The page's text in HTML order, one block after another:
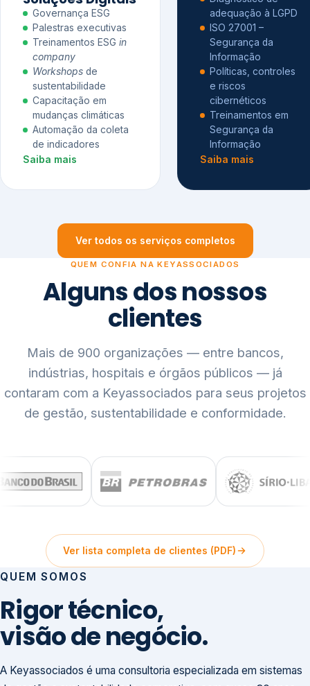
Governança ESG
Palestras executivas
Treinamentos ESG in
company
Workshops de
sustentabilidade
Capacitação em
mudanças climáticas
Automação da coleta
de indicadores
Saiba mais
adequação à LGPD
ISO 27001 –
Segurança da
Informação
Políticas, controles
e riscos
cibernéticos
Treinamentos em
Segurança da
Informação
Saiba mais
Ver todos os serviços completos
QUEM CONFIA NA KEYASSOCIADOS
Alguns dos nossos
clientes
Mais de 900 organizações — entre bancos,
indústrias, hospitais e órgãos públicos — já
contaram com a Keyassociados para seus projetos
de gestão, sustentabilidade e conformidade.
Ver lista completa de clientes (PDF)
QUEM SOMOS
Rigor técnico,
visão de negócio.
A Keyassociados é uma consultoria especializada em sistemas